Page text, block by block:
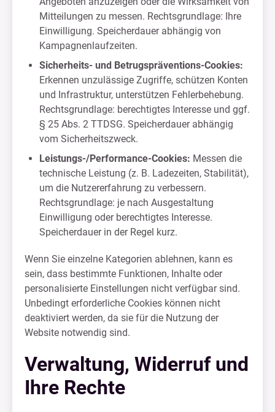
Mitteilungen zu messen. Rechtsgrundlage: Ihre
Einwilligung. Speicherdauer abhängig von
Kampagnenlaufzeiten.
Sicherheits- und Betrugspräventions-Cookies:
Erkennen unzulässige Zugriffe, schützen Konten
und Infrastruktur, unterstützen Fehlerbehebung.
Rechtsgrundlage: berechtigtes Interesse und ggf.
§ 25 Abs. 2 TTDSG. Speicherdauer abhängig
vom Sicherheitszweck.
Leistungs-/Performance-Cookies: Messen die
technische Leistung (z. B. Ladezeiten, Stabilität),
um die Nutzererfahrung zu verbessern.
Rechtsgrundlage: je nach Ausgestaltung
Einwilligung oder berechtigtes Interesse.
Speicherdauer in der Regel kurz.
Wenn Sie einzelne Kategorien ablehnen, kann es
sein, dass bestimmte Funktionen, Inhalte oder
personalisierte Einstellungen nicht verfügbar sind.
Unbedingt erforderliche Cookies können nicht
deaktiviert werden, da sie für die Nutzung der
Website notwendig sind.
Verwaltung, Widerruf und
Ihre Rechte